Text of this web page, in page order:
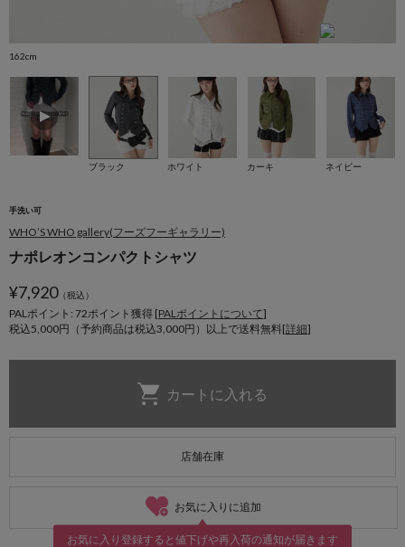
162cm
ブラック ホワイト カーキ ネイビー
手洗い可
WHO’S WHO gallery(フーズフーギャラリー)
ナポレオンコンパクトシャツ
¥7,920（税込）
PALポイント: 72ポイント獲得 [PALポイントについて]
税込5,000円（予約商品は税込3,000円）以上で送料無料[詳細]
店舗在庫
お気に入りに追加
お気に入り登録すると値下げや再入荷の通知が届きます